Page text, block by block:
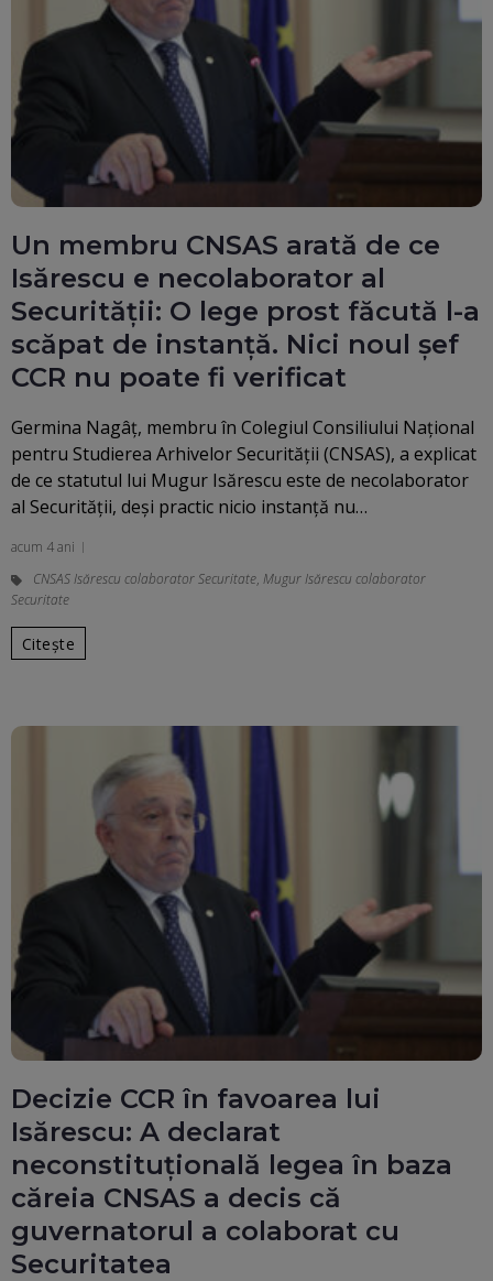
Un membru CNSAS arată de ce
Isărescu e necolaborator al
Securităţii: O lege prost făcută l-a
scăpat de instanţă. Nici noul şef
CCR nu poate fi verificat
Germina Nagâţ, membru în Colegiul Consiliului Naţional
pentru Studierea Arhivelor Securităţii (CNSAS), a explicat
de ce statutul lui Mugur Isărescu este de necolaborator
al Securității, deşi practic nicio instanţă nu…
acum 4 ani
CNSAS Isărescu colaborator Securitate, Mugur Isărescu colaborator
Securitate
Citește
Decizie CCR în favoarea lui
Isărescu: A declarat
neconstituțională legea în baza
căreia CNSAS a decis că
guvernatorul a colaborat cu
Securitatea